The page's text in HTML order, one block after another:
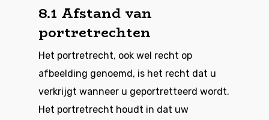
8.1 Afstand van
portretrechten
Het portretrecht, ook wel recht op
afbeelding genoemd, is het recht dat u
verkrijgt wanneer u geportretteerd wordt.
Het portretrecht houdt in dat uw